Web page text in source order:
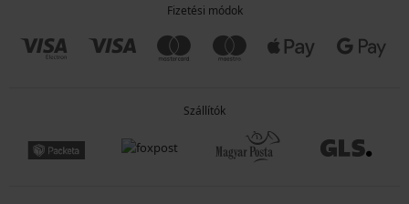
Fizetési módok
Szállítók